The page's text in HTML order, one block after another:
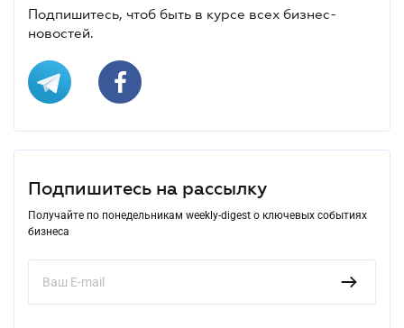
Подпишитесь, чтоб быть в курсе всех бизнес-
новостей.
Подпишитесь на рассылку
Получайте по понедельникам weekly-digest о ключевых событиях
бизнеса